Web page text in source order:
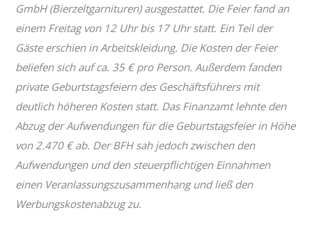
GmbH (Bierzeltgarnituren) ausgestattet. Die Feier fand an
einem Freitag von 12 Uhr bis 17 Uhr statt. Ein Teil der
Gäste erschien in Arbeitskleidung. Die Kosten der Feier
beliefen sich auf ca. 35 € pro Person. Außerdem fanden
private Geburtstagsfeiern des Geschäftsführers mit
deutlich höheren Kosten statt. Das Finanzamt lehnte den
Abzug der Aufwendungen für die Geburtstagsfeier in Höhe
von 2.470 € ab. Der BFH sah jedoch zwischen den
Aufwendungen und den steuerpflichtigen Einnahmen
einen Veranlassungszusammenhang und ließ den
Werbungskostenabzug zu.